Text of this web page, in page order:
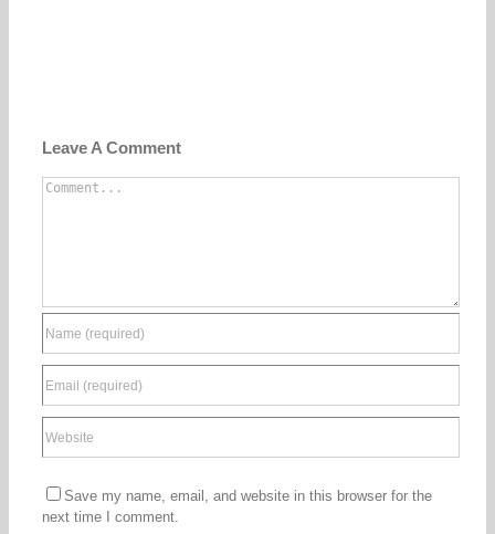
Leave A Comment
Comment
Save my name, email, and website in this browser for the
next time I comment.